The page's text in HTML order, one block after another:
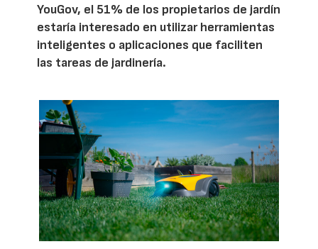
YouGov, el 51% de los propietarios de jardín
estaría interesado en utilizar herramientas
inteligentes o aplicaciones que faciliten
las tareas de jardinería.